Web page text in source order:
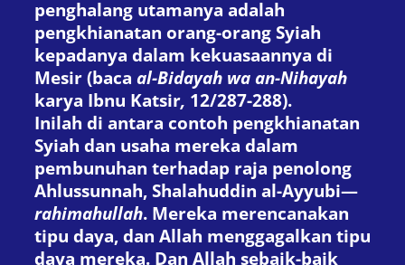
penghalang utamanya adalah
pengkhianatan orang-orang Syiah
kepadanya dalam kekuasaannya di
Mesir (baca al-Bidayah wa an-Nihayah
karya Ibnu Katsir, 12/287-288).
Inilah di antara contoh pengkhianatan
Syiah dan usaha mereka dalam
pembunuhan terhadap raja penolong
Ahlussunnah, Shalahuddin al-Ayyubi—
rahimahullah. Mereka merencanakan
tipu daya, dan Allah menggagalkan tipu
daya mereka. Dan Allah sebaik-baik